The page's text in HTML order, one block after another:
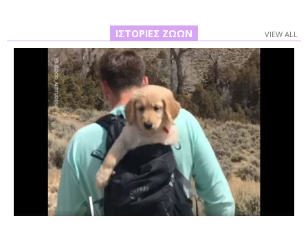
ΙΣΤΟΡΊΕΣ ΖΏΩΝ VIEW ALL